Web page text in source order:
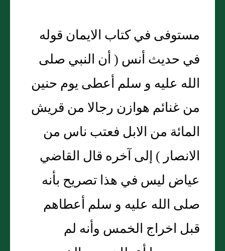
مستوفى في كتاب الايمان قوله
في حديث أنس ( أن النبي صلى
الله عليه و سلم أعطى يوم حنين
من غنائم هوازن رجالا من قريش
المائة من الابل فعتب ناس من
الانصار ) إلى آخره قال القاضي
عياض ليس في هذا تصريح بأنه
صلى الله عليه و سلم أعطاهم
قبل اخراج الخمس وأنه لم